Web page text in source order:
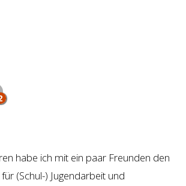
habe ich mit ein paar Freunden den
(Schul-) Jugendarbeit und